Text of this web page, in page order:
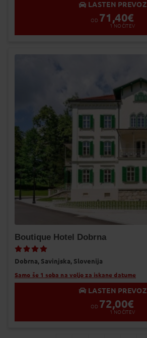
LASTEN PREVOZ
OD 71,40€
1 NOČITEV
Boutique Hotel Dobrna
Dobrna, Savinjska, Slovenija
Samo še 1 soba na voljo za iskane datume
LASTEN PREVOZ
OD 72,00€
1 NOČITEV